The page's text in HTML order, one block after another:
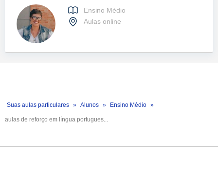
Ensino Médio
Aulas online
Suas aulas particulares Alunos Ensino Médio
aulas de reforço em língua portugues...